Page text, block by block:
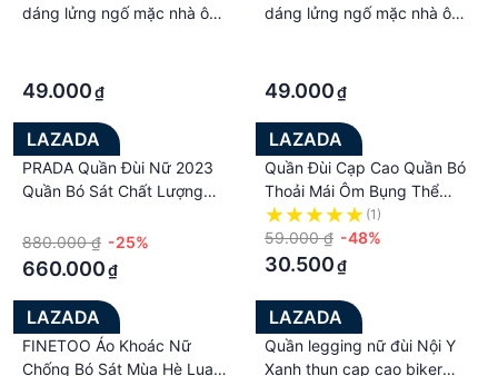
dáng lửng ngố mặc nhà ôm
49.000₫
dáng lửng ngố mặc nhà ôm
49.000₫
LAZADA
PRADA Quần Đùi Nữ 2023
Quần Bó Sát Chất Lượng
Mặc Ngoài Thời Trang Mùa
Hè SZ378
880.000 ₫ -25%
660.000₫
LAZADA
Quần Đùi Cạp Cao Quần Bó
Thoải Mái Ôm Bụng Thể
Thao Cho Nữ Người Mỹ
Châu Âu Quần Tập Yoga Cho
Nữ
(1)
59.000 ₫ -48%
30.500₫
LAZADA
FINETOO Áo Khoác Nữ
Chống Bó Sát Mùa Hè Lụa
LAZADA
Quần legging nữ đùi Nội Y
Xanh thun cạp cao biker